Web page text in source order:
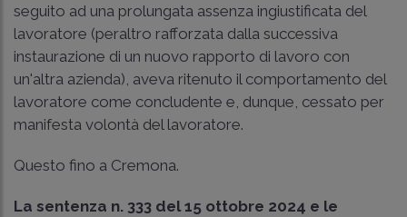
seguito ad una prolungata assenza ingiustificata del
lavoratore (peraltro rafforzata dalla successiva
instaurazione di un nuovo rapporto di lavoro con
un'altra azienda), aveva ritenuto il comportamento del
lavoratore come concludente e, dunque, cessato per
manifesta volontà del lavoratore.
Questo fino a Cremona.
La sentenza n. 333 del 15 ottobre 2024 e le